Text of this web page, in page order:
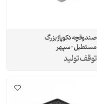
صندوقچه دکوپاژ بزرگ
مستطيل-سپهر
توقف تولید